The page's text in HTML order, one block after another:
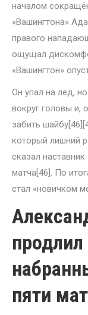
началом
«Вашингтона»
правого
ощущал
«Вашингтон»
Он упал на лёд,
вокруг головы и,
забить
который лишний
сказал
матча[46]. По
стал «новичком
пяти